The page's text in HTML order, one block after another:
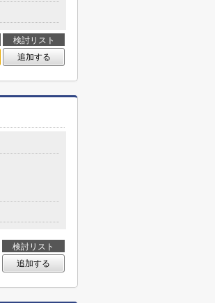
検討リスト
追加する
検討リスト
追加する